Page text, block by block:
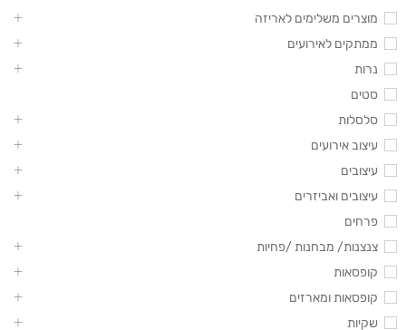
מוצרים משלימים לאריזה
ממתקים לאירועים
נרות
סטים
סלסלות
עיצוב אירועים
עיצובים
עיצובים ואביזרים
פרחים
צנצנות/ מבחנות /פחיות
קופסאות
קופסאות ומארזים
שקיות